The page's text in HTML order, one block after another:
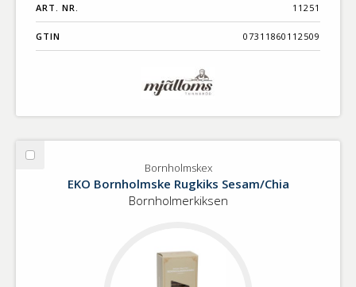
ART. NR. 11251
GTIN 07311860112509
Välj
Bornholmskex
EKO Bornholmske Rugkiks Sesam/Chia
Bornholmerkiksen